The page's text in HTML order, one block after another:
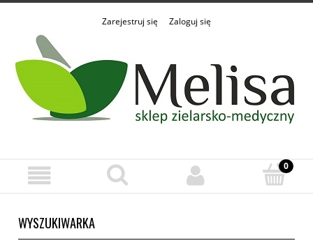
Zarejestruj się Zaloguj się
WYSZUKIWARKA